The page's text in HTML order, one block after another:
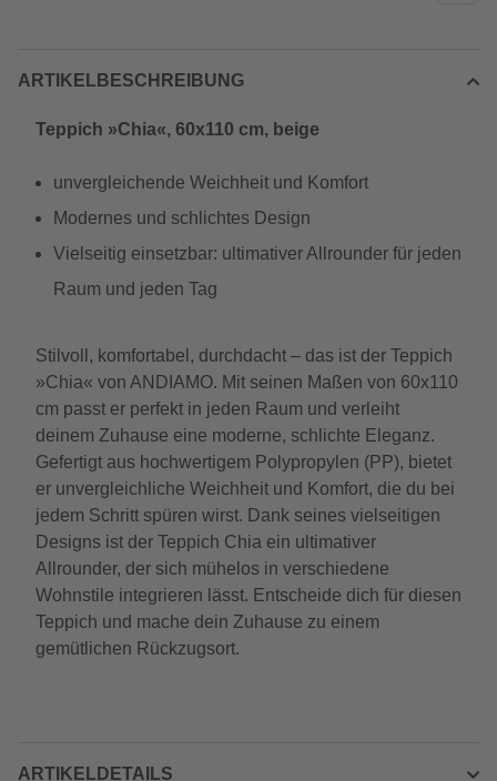
ARTIKELBESCHREIBUNG
Teppich »Chia«, 60x110 cm, beige
unvergleichende Weichheit und Komfort
Modernes und schlichtes Design
Vielseitig einsetzbar: ultimativer Allrounder für jeden
Raum und jeden Tag
Stilvoll, komfortabel, durchdacht – das ist der Teppich
»Chia« von ANDIAMO. Mit seinen Maßen von 60x110
cm passt er perfekt in jeden Raum und verleiht
deinem Zuhause eine moderne, schlichte Eleganz.
Gefertigt aus hochwertigem Polypropylen (PP), bietet
er unvergleichliche Weichheit und Komfort, die du bei
jedem Schritt spüren wirst. Dank seines vielseitigen
Designs ist der Teppich Chia ein ultimativer
Allrounder, der sich mühelos in verschiedene
Wohnstile integrieren lässt. Entscheide dich für diesen
Teppich und mache dein Zuhause zu einem
gemütlichen Rückzugsort.
ARTIKELDETAILS